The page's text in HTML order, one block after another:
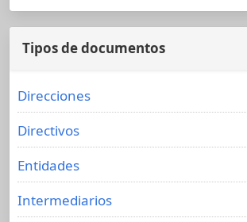
Tipos de documentos
Direcciones
Directivos
Entidades
Intermediarios